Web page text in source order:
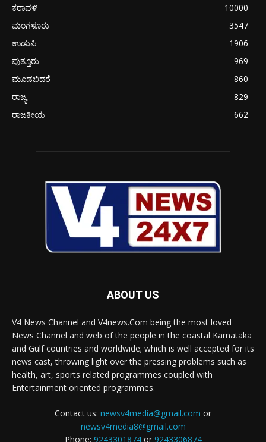
ಕರಾವಳಿ
10000
ಮಂಗಳೂರು
3547
ಉಡುಪಿ
1906
ಪುತ್ತೂರು
969
ಮೂಡಬಿದರೆ
860
ರಾಜ್ಯ
829
ರಾಜಕೀಯ
662
ABOUT US
V4 News Channel and V4news.Com being the most loved
News Channel and web of the people in the coastal Karnataka
and Gulf countries and worldwide; which is well accepted for its
news cast, throwing light over the pressing problems such as
health, art, sports related programmes coupled with
Entertainment oriented programmes.
Contact us: newsv4media@gmail.com or
newsv4media8@gmail.com
Phone: 9243301874or 9243306874